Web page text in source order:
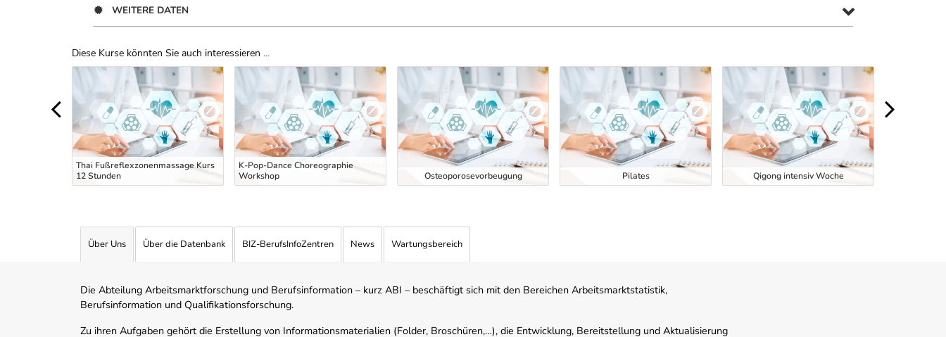
WEITERE DATEN
Diese Kurse könnten Sie auch interessieren ...
Uber Weiterbildungsvorschläge
Thai Fußreflexzonenmassage Kurs
12 Stunden
K-Pop-Dance Choreographie
Workshop
Osteoporosevorbeugung Pilates Qigong intensiv Woche
Über Uns Über die Datenbank BIZ-BerufsInfoZentren News Wartungsbereich
Die Abteilung Arbeitsmarktforschung und Berufsinformation – kurz ABI – beschäftigt sich mit den Bereichen Arbeitsmarktstatistik,
Berufsinformation und Qualifikationsforschung.
Zu ihren Aufgaben gehört die Erstellung von Informationsmaterialien (Folder, Broschüren,…), die Entwicklung, Bereitstellung und Aktualisierung